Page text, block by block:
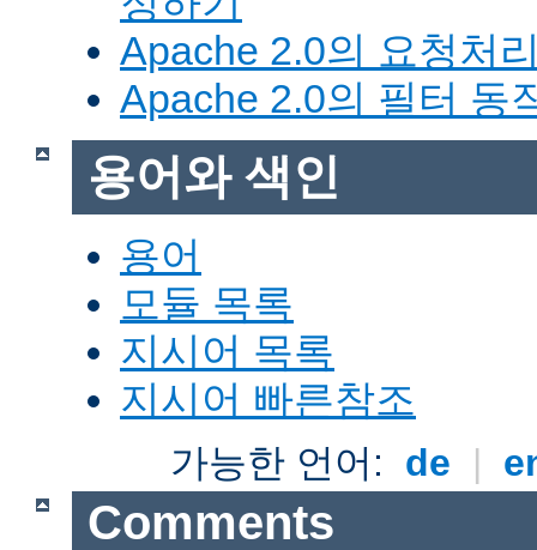
Apache 2.0의 요청처
Apache 2.0의 필터 동
용어와 색인
용어
모듈 목록
지시어 목록
지시어 빠른참조
가능한 언어: de |
Comments